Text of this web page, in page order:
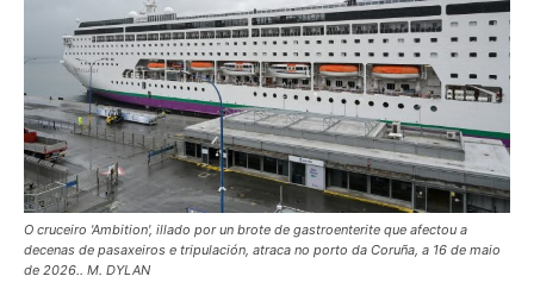
O cruceiro 'Ambition', illado por un brote de gastroenterite que afectou a
decenas de pasaxeiros e tripulación, atraca no porto da Coruña, a 16 de maio
de 2026.. M. DYLAN